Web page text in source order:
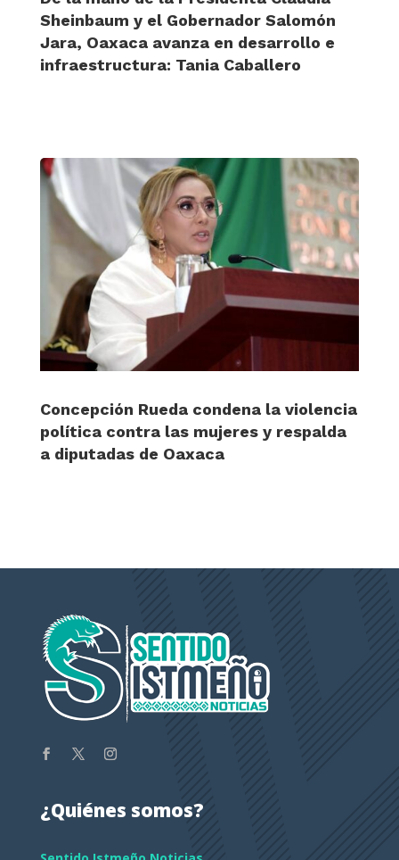
Sheinbaum y el Gobernador Salomón
Jara, Oaxaca avanza en desarrollo e
infraestructura: Tania Caballero
Concepción Rueda condena la violencia
política contra las mujeres y respalda
a diputadas de Oaxaca
¿Quiénes somos?